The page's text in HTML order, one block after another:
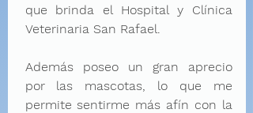
que brinda el Hospital y Clínica
Veterinaria San Rafael.
Además poseo un gran aprecio
por las mascotas, lo que me
permite sentirme más afín con la